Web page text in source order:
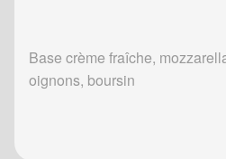
Base crème fraîche,
oignons, boursin